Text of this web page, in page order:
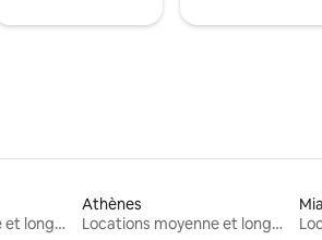
Locations moyenne et longue durée
Athènes
Locations moyenne et longue durée